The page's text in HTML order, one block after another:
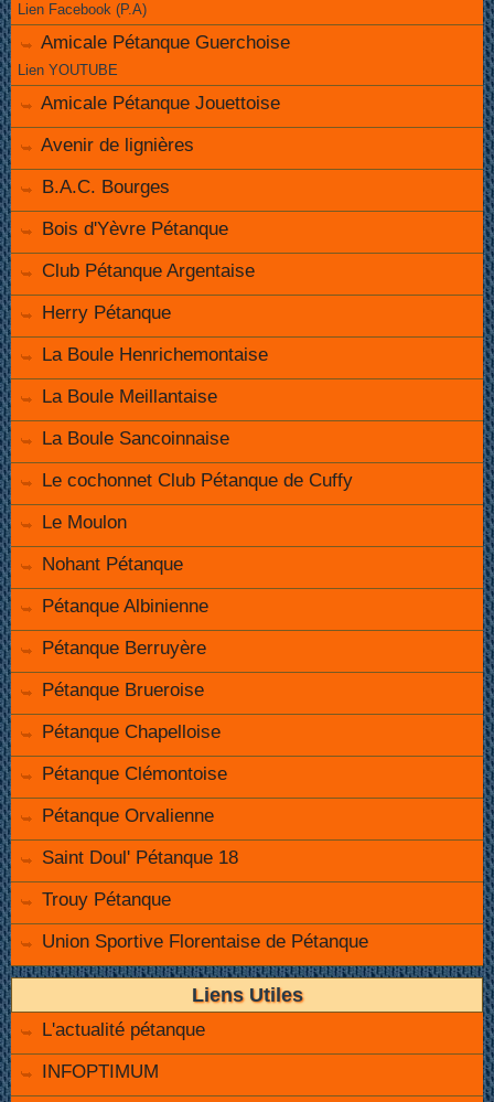
Lien Facebook (P.A)
Amicale Pétanque Guerchoise
Lien YOUTUBE
Amicale Pétanque Jouettoise
Avenir de lignières
B.A.C. Bourges
Bois d'Yèvre Pétanque
Club Pétanque Argentaise
Herry Pétanque
La Boule Henrichemontaise
La Boule Meillantaise
La Boule Sancoinnaise
Le cochonnet Club Pétanque de Cuffy
Le Moulon
Nohant Pétanque
Pétanque Albinienne
Pétanque Berruyère
Pétanque Brueroise
Pétanque Chapelloise
Pétanque Clémontoise
Pétanque Orvalienne
Saint Doul' Pétanque 18
Trouy Pétanque
Union Sportive Florentaise de Pétanque
Liens Utiles
L'actualité pétanque
INFOPTIMUM